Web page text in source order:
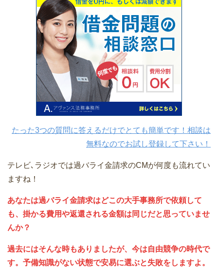
たった3つの質問に答えるだけでとても簡単です！相談は
無料なのでお試し登録して下さい！
テレビ､ラジオでは過バライ金請求のCMが何度も流れてい
ますね！
あなたは過バライ金請求はどこの大手事務所で依頼して
も、掛かる費用や返還される金額は同じだと思っていませ
んか？
過去にはそんな時もありましたが、今は自由競争の時代で
す。予備知識がない状態で安易に選ぶと失敗をしますよ。